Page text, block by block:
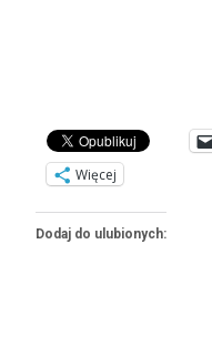
Więcej
Dodaj do ulubionych: